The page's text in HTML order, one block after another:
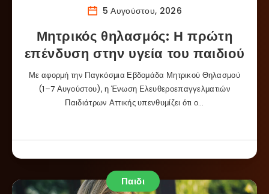
5 Αυγούστου, 2026
Μητρικός θηλασμός: Η πρώτη
επένδυση στην υγεία του παιδιού
Με αφορμή την Παγκόσμια Εβδομάδα Μητρικού Θηλασμού
(1–7 Αυγούστου), η Ένωση Ελευθεροεπαγγελματιών
Παιδιάτρων Αττικής υπενθυμίζει ότι ο…
Παιδι